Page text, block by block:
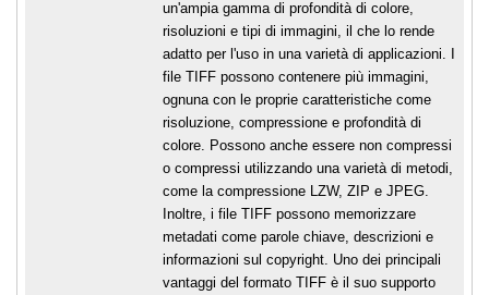
un'ampia gamma di profondità di colore,
risoluzioni e tipi di immagini, il che lo rende
adatto per l'uso in una varietà di applicazioni. I
file TIFF possono contenere più immagini,
ognuna con le proprie caratteristiche come
risoluzione, compressione e profondità di
colore. Possono anche essere non compressi
o compressi utilizzando una varietà di metodi,
come la compressione LZW, ZIP e JPEG.
Inoltre, i file TIFF possono memorizzare
metadati come parole chiave, descrizioni e
informazioni sul copyright. Uno dei principali
vantaggi del formato TIFF è il suo supporto